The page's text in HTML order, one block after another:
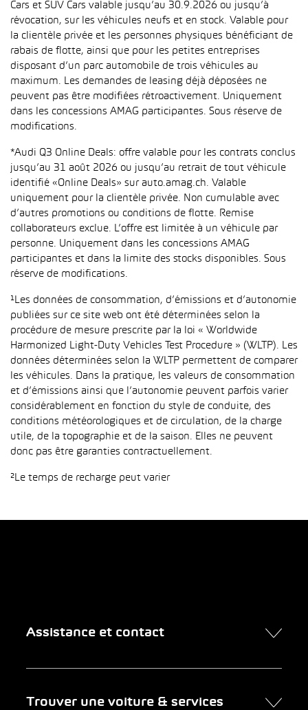
Cars et SUV Cars valable jusqu’au 30.9.2026 ou jusqu’à
révocation, sur les véhicules neufs et en stock. Valable pour
la clientèle privée et les personnes physiques bénéficiant de
rabais de flotte, ainsi que pour les petites entreprises
disposant d’un parc automobile de trois véhicules au
maximum. Les demandes de leasing déjà déposées ne
peuvent pas être modifiées rétroactivement. Uniquement
dans les concessions AMAG participantes. Sous réserve de
modifications.
*Audi Q3 Online Deals: offre valable pour les contrats conclus
jusqu’au 31 août 2026 ou jusqu’au retrait de tout véhicule
identifié «Online Deals» sur auto.amag.ch. Valable
uniquement pour la clientèle privée. Non cumulable avec
d’autres promotions ou conditions de flotte. Remise
collaborateurs exclue. L’offre est limitée à un véhicule par
personne. Uniquement dans les concessions AMAG
participantes et dans la limite des stocks disponibles. Sous
réserve de modifications.
¹Les données de consommation, d’émissions et d’autonomie
publiées sur ce site web ont été déterminées selon la
procédure de mesure prescrite par la loi « Worldwide
Harmonized Light-Duty Vehicles Test Procedure » (WLTP). Les
données déterminées selon la WLTP permettent de comparer
les véhicules. Dans la pratique, les valeurs de consommation
et d’émissions ainsi que l’autonomie peuvent parfois varier
considérablement en fonction du style de conduite, des
conditions météorologiques et de circulation, de la charge
utile, de la topographie et de la saison. Elles ne peuvent
donc pas être garanties contractuellement.
²Le temps de recharge peut varier
Assistance et contact
Trouver une voiture & services